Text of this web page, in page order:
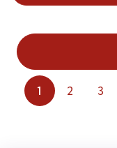
1 2 3